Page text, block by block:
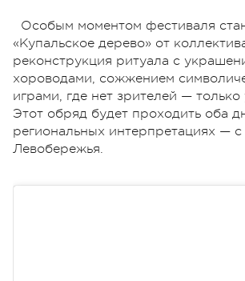
Особым моментом фестиваля
«Купальское дерево» от
реконструкция ритуала с
хороводами, сожжением
играми, где нет зрителей — только
Этот обряд будет проходить оба
региональных интерпретациях —
Левобережья.